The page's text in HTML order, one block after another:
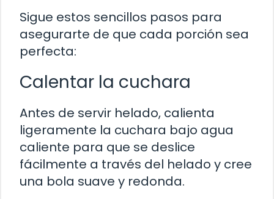
Sigue estos sencillos pasos para
asegurarte de que cada porción sea
perfecta:
Calentar la cuchara
Antes de servir helado, calienta
ligeramente la cuchara bajo agua
caliente para que se deslice
fácilmente a través del helado y cree
una bola suave y redonda.